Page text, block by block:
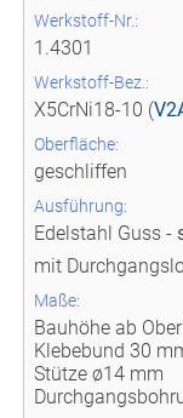
Werkstoff-Nr.:
1.4301
Werkstoff-Bez.:
X5CrNi18-10 (
Oberfläche:
geschliffen
Ausführung:
Edelstahl Guss -
mit
Maße:
Bauhöhe ab
Klebebund 30
Stütze ø14 mm